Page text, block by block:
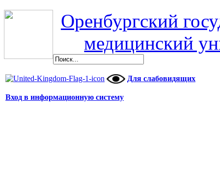
Оренбургский
медицинский
Для слабовидящих
Вход в информационную систему